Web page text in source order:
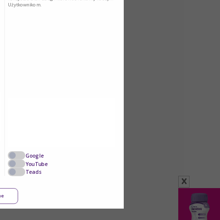
x
Użytkownikom.
Google
YouTube
Teads